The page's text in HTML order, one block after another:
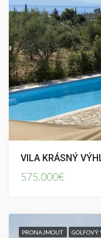
VILA KRÁSNÝ
575.000€
PRONAJMOUT GOLFOVÝ